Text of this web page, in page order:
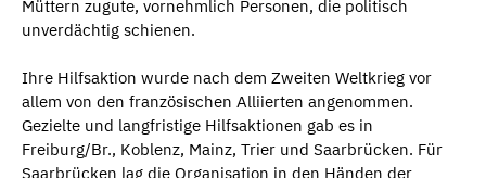
Müttern zugute, vornehmlich Personen, die politisch
unverdächtig schienen.
Ihre Hilfsaktion wurde nach dem Zweiten Weltkrieg vor
allem von den französischen Alliierten angenommen.
Gezielte und langfristige Hilfsaktionen gab es in
Freiburg/Br., Koblenz, Mainz, Trier und Saarbrücken. Für
Saarbrücken lag die Organisation in den Händen der